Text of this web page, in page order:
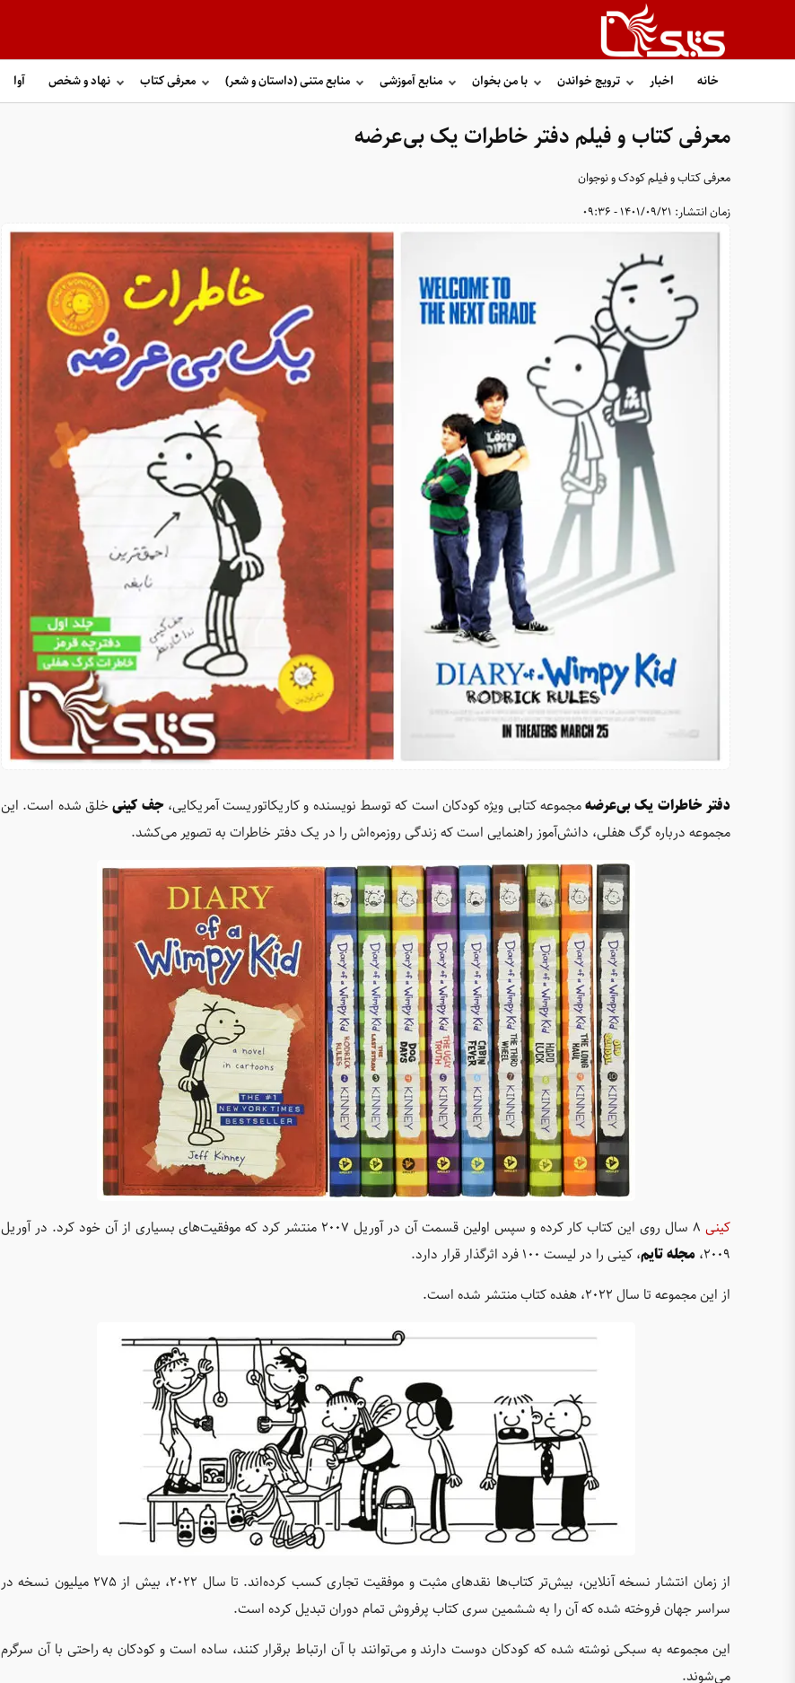
خانه اخبار ترویج خواندن با من بخوان منابع آموزشی منابع متنی (داستان و شعر) معرفی کتاب نهاد و شخص آوا
معرفی کتاب و فیلم دفتر خاطرات یک بی‌عرضه
معرفی کتاب و فیلم کودک و نوجوان
زمان انتشار: 1401/09/21 - 09:36
دفتر خاطرات یک بی‌عرضهمجموعه کتابی ویژه کودکان است که توسط نویسنده و کاریکاتوریست آمریکایی،جف کینیخلق شده است. این
مجموعه درباره گرگ هفلی، دانش‌آموز راهنمایی است که زندگی روزمره‌اش را در یک دفتر خاطرات به تصویر می‌کشد.
کینی
8 سال روی این کتاب کار کرده و سپس اولین قسمت آن در آوریل 2007 منتشر کرد که موفقیت‌های بسیاری از آن خود کرد. در آوریل
2009، مجله تایم، کینی را در لیست 100 فرد اثرگذار قرار دارد.
از این مجموعه تا سال 2022، هفده کتاب منتشر شده است
.
از زمان انتشار نسخه آنلاین، بیش‌تر کتاب‌ها نقدهای مثبت و موفقیت تجاری کسب کرده‌اند. تا سال 2022، بیش از 275 میلیون نسخه در
سراسر جهان فروخته شده که آن را به ششمین سری کتاب پرفروش تمام دوران تبدیل کرده است.
این مجموعه به سبکی نوشته شده که کودکان دوست دارند و می‌توانند با آن ارتباط برقرار کنند، ساده است و کودکان به راحتی با آن سرگرم
می‌شوند.